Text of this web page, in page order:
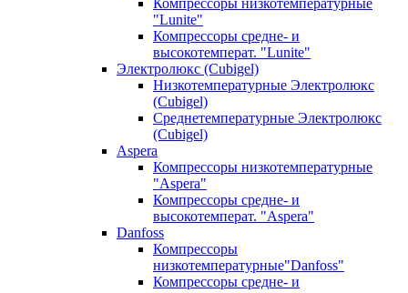
"Lunite"
Компрессоры средне- и
высокотемперат. "Lunite"
Электролюкс (Cubigel)
Низкотемпературные Электролюкс
(Cubigel)
Среднетемпературные Электролюкс
(Cubigel)
Aspera
Компрессоры низкотемпературные
"Aspera"
Компрессоры средне- и
высокотемперат. "Aspera"
Danfoss
Компрессоры
низкотемпературные"Danfoss"
Компрессоры средне- и